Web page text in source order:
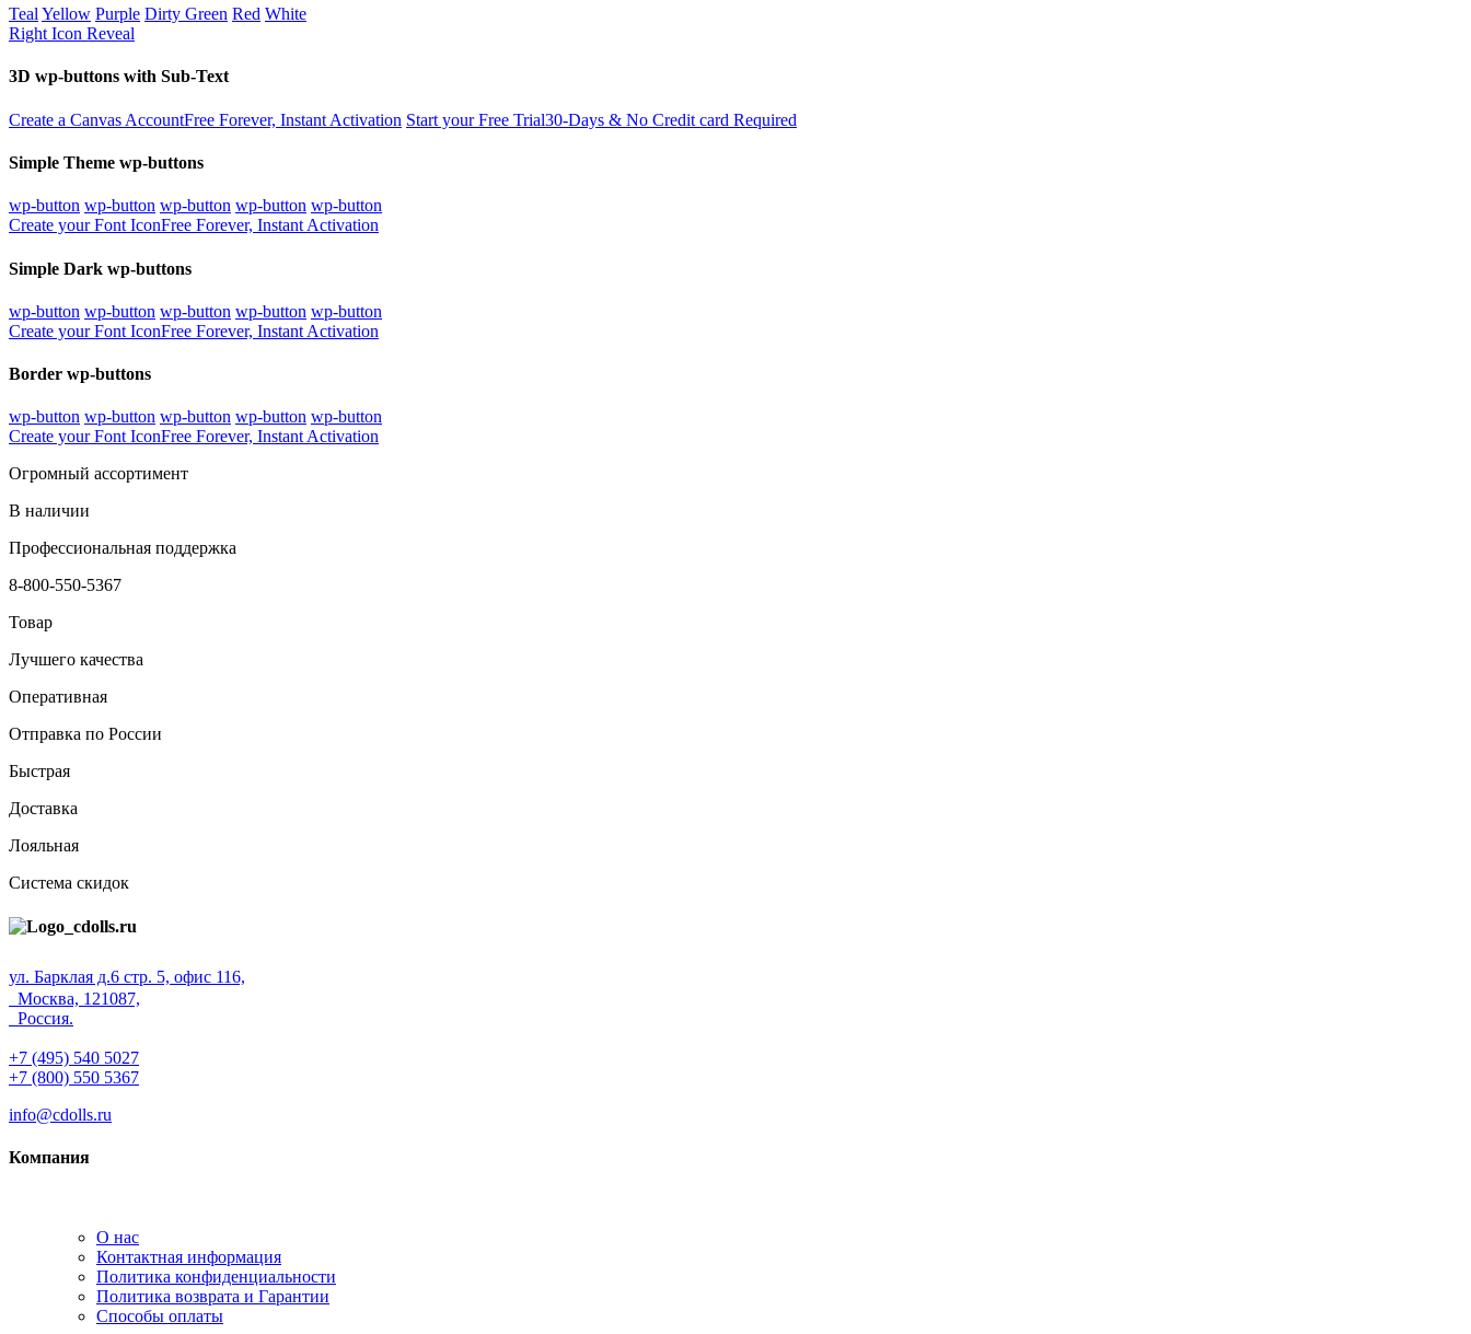
Teal Yellow Purple Dirty Green Red White
Right Icon Reveal
3D wp-buttons with Sub-Text
Create a Canvas AccountFree Forever, Instant Activation Start your Free Trial30-Days & No Credit card Required
Simple Theme wp-buttons
wp-button wp-button wp-button wp-button wp-button
Create your Font IconFree Forever, Instant Activation
Simple Dark wp-buttons
wp-button wp-button wp-button wp-button wp-button
Create your Font IconFree Forever, Instant Activation
Border wp-buttons
wp-button wp-button wp-button wp-button wp-button
Create your Font IconFree Forever, Instant Activation
Огромный ассортимент
В наличии
Профессиональная поддержка
8-800-550-5367
Товар
Лучшего качества
Оперативная
Отправка по России
Быстрая
Доставка
Лояльная
Система скидок
ул. Барклая д.6 стр. 5, офис 116,
Москва, 121087,
Россия.
+7 (495) 540 5027
+7 (800) 550 5367
info@cdolls.ru
Компания
О нас
Контактная информация
Политика конфиденциальности
Политика возврата и Гарантии
Способы оплаты